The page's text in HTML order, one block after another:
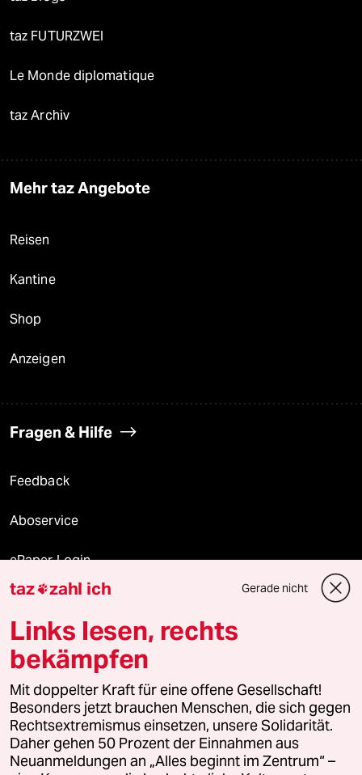
taz FUTURZWEI
Le Monde diplomatique
taz Archiv
Mehr taz Angebote
Reisen
Kantine
Shop
Anzeigen
Fragen & Hilfe
Feedback
Aboservice
ePaper Login
Downloads für Abonnierende
© 2026 taz Verlags und Vertriebs GmbH
Alle Rechte vorbehalten. Bei rechtlichen Fragen oder für Genehmigungen
wenden Sie sich bitte an
lizenzen@taz.de
Feedback Redaktionsstatut Kommune-Richtlinien
taz zahl ich Gerade nicht
Links lesen, rechts
bekämpfen
Mit doppelter Kraft für eine offene Gesellschaft!
Besonders jetzt brauchen Menschen, die sich gegen
Rechtsextremismus einsetzen, unsere Solidarität.
Daher gehen 50 Prozent der Einnahmen aus
Neuanmeldungen an „Alles beginnt im Zentrum“ –